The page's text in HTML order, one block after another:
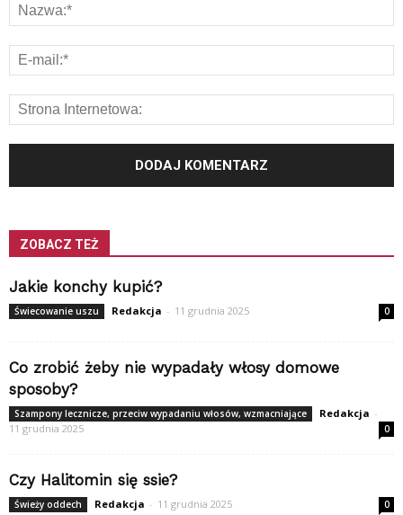
ZOBACZ TEŻ
Jakie konchy kupić?
Świecowanie uszu Redakcja - 11 grudnia 2025 0
Co zrobić żeby nie wypadały włosy domowe
sposoby?
Szampony lecznicze, przeciw wypadaniu włosów, wzmacniające Redakcja -
11 grudnia 2025
0
Czy Halitomin się ssie?
Świeży oddech Redakcja - 11 grudnia 2025 0